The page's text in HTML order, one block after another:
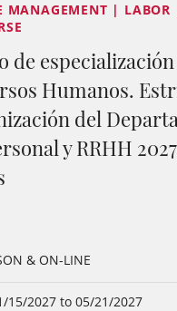
MANAGEMENT | LABOR
de
Humanos.
del
y RRHH
& ON-LINE
15/2027 to 05/21/2027